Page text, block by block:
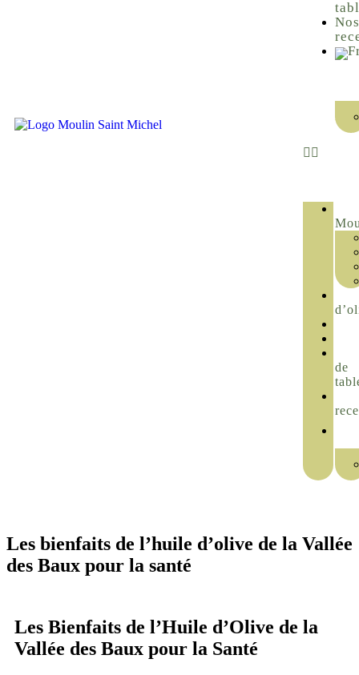
de
Les bienfaits de l’huile d’olive de la Vallée
des Baux pour la santé
Les Bienfaits de l’Huile d’Olive de la
Vallée des Baux pour la Santé